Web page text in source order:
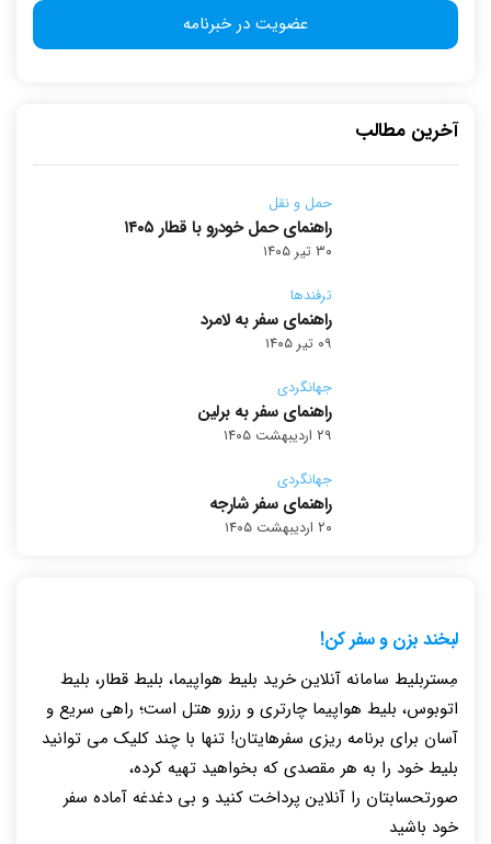
آخرین مطالب
حمل و نقل
راهنمای حمل خودرو با قطار ۱۴۰۵
۳۰ تیر ۱۴۰۵
ترفندها
راهنمای سفر به لامرد
۰۹ تیر ۱۴۰۵
جهانگردی
راهنمای سفر به برلین
۲۹ اردیبهشت ۱۴۰۵
جهانگردی
راهنمای سفر شارجه
۲۰ اردیبهشت ۱۴۰۵
لبخند بزن و سفر کن!
مِستربلیط سامانه آنلاین خرید بلیط هواپیما، بلیط قطار، بلیط
اتوبوس، بلیط هواپیما چارتری و رزرو هتل است؛ راهی سریع و
آسان برای برنامه ریزی سفرهایتان! تنها با چند کلیک می توانید
بلیط خود را به هر مقصدی که بخواهید تهیه کرده،
صورتحسابتان را آنلاین پرداخت کنید و بی دغدغه آماده سفر
خود باشید